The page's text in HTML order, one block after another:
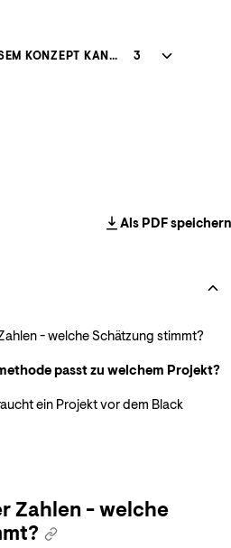
WAS DU NACH DIESEM KONZEPT KANNST 3
Als PDF speichern
- welche Schätzung stimmt?
passt zu welchem Projekt?
ein Projekt vor dem Black
Zahlen - welche